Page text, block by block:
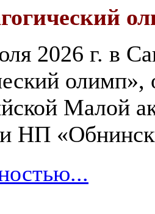
2026 г. в
олимп»,
Малой
НП